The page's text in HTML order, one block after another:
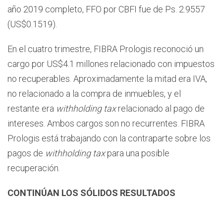
año 2019 completo, FFO por CBFI fue de Ps. 2.9557
(US$0.1519).
En el cuatro trimestre, FIBRA Prologis reconoció un
cargo por US$4.1 millones relacionado con impuestos
no recuperables. Aproximadamente la mitad era IVA,
no relacionado a la compra de inmuebles, y el
restante era withholding taxrelacionado al pago de
intereses. Ambos cargos son no recurrentes. FIBRA
Prologis está trabajando con la contraparte sobre los
pagos de withholding taxpara una posible
recuperación.
CONTINÚAN LOS SÓLIDOS RESULTADOS